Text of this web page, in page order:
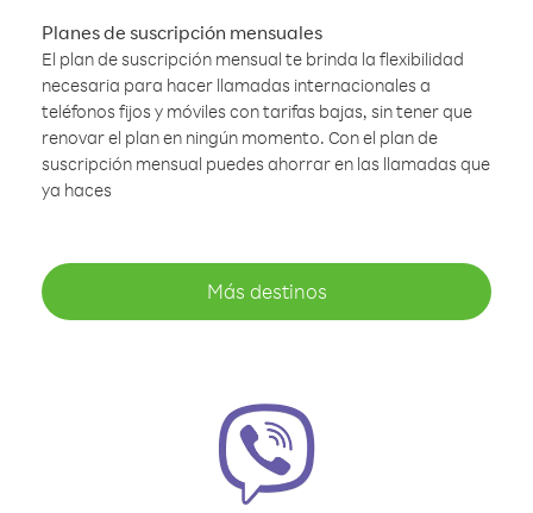
Planes de suscripción mensuales
El plan de suscripción mensual te brinda la flexibilidad
necesaria para hacer llamadas internacionales a
teléfonos fijos y móviles con tarifas bajas, sin tener que
renovar el plan en ningún momento. Con el plan de
suscripción mensual puedes ahorrar en las llamadas que
ya haces
Más destinos